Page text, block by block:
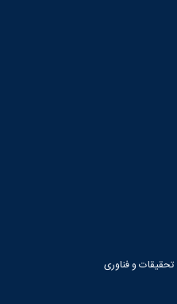
و فناوری